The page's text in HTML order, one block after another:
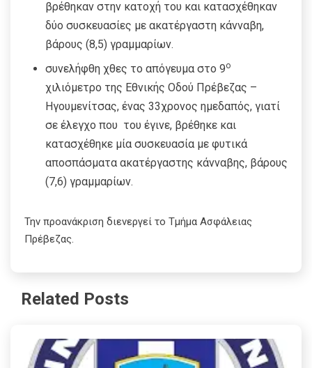
βρέθηκαν στην κατοχή του και κατασχέθηκαν
δύο συσκευασίες με ακατέργαστη κάνναβη,
βάρους (8,5) γραμμαρίων.
συνελήφθη χθες το απόγευμα στο 9ο
χιλιόμετρο της Εθνικής Οδού Πρέβεζας –
Ηγουμενίτσας, ένας 33χρονος ημεδαπός, γιατί
σε έλεγχο που του έγινε, βρέθηκε και
κατασχέθηκε μία συσκευασία με φυτικά
αποσπάσματα ακατέργαστης κάνναβης, βάρους
(7,6) γραμμαρίων.
Την προανάκριση διενεργεί το Τμήμα Ασφάλειας
Πρέβεζας.
Related Posts